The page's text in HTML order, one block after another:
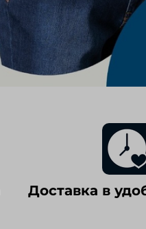
Доставка в